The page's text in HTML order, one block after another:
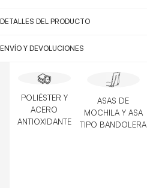
DETALLES DEL PRODUCTO
ENVÍO Y DEVOLUCIONES
POLIÉSTER Y
ACERO
ANTIOXIDANTE
ASAS DE
MOCHILA Y ASA
TIPO BANDOLERA